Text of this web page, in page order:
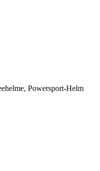
Powersport-Helm